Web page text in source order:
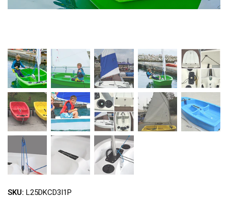
SKU: L25DKCD3I1P